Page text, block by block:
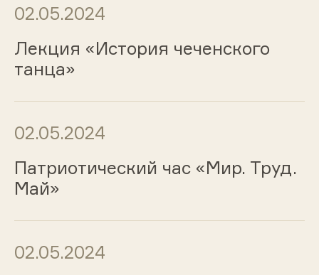
02.05.2024
Лекция «История чеченского
танца»
02.05.2024
Патриотический час «Мир. Труд.
Май»
02.05.2024